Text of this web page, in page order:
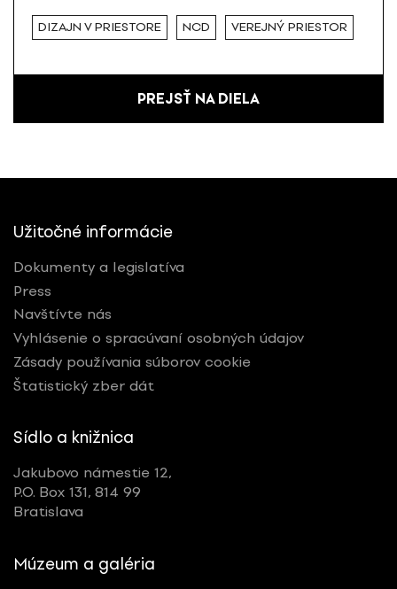
DIZAJN V PRIESTORE NCD VEREJNÝ PRIESTOR
PREJSŤ NA DIELA
Užitočné informácie
Dokumenty a legislatíva
Press
Navštívte nás
Vyhlásenie o spracúvaní osobných údajov
Zásady používania súborov cookie
Štatistický zber dát
Sídlo a knižnica
Jakubovo námestie 12,
P.O. Box 131, 814 99
Bratislava
Múzeum a galéria